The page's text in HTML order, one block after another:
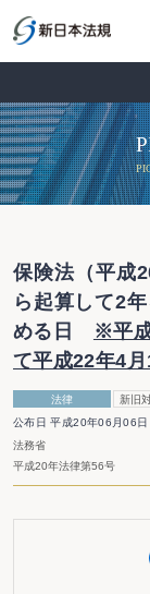
保険法（平成
ら起算して2
める日
※平
て平成22年4
法律
新旧
公布日 平成20年06月06日
法務省
平成20年法律第56号